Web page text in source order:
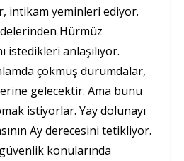
intikam yeminleri ediyor.
Hürmüz
istedikleri anlaşılıyor.
çökmüş durumdalar,
gelecektir. Ama bunu
istiyorlar. Yay dolunayı
Ay derecesini tetikliyor.
konularında